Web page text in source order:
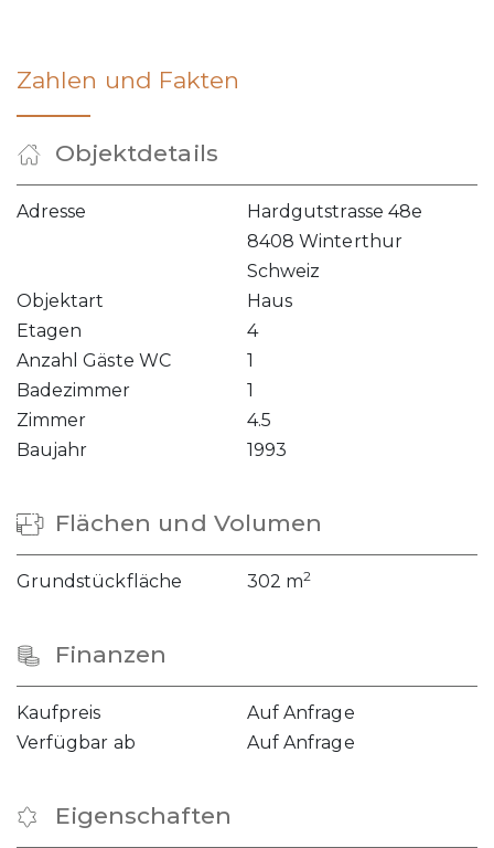
Zahlen und Fakten
Objektdetails
Adresse
Hardgutstrasse 48e
8408 Winterthur
Schweiz
Objektart
Haus
Etagen
4
Anzahl Gäste WC
1
Badezimmer
1
Zimmer
4.5
Baujahr
1993
Flächen und Volumen
Grundstückfläche 302 m2
Finanzen
Kaufpreis
Auf Anfrage
Verfügbar ab
Auf Anfrage
Eigenschaften